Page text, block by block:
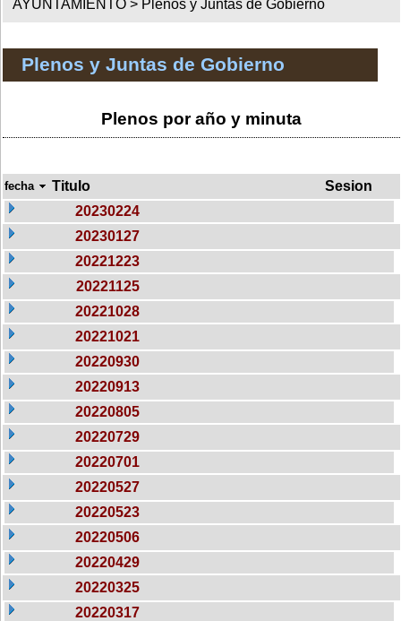
AYUNTAMIENTO > Plenos y Juntas de Gobierno
Plenos y Juntas de Gobierno
Plenos por año y minuta
fecha Titulo
Sesion
20230224
20230127
20221223
20221125
20221028
20221021
20220930
20220913
20220805
20220729
20220701
20220527
20220523
20220506
20220429
20220325
20220317